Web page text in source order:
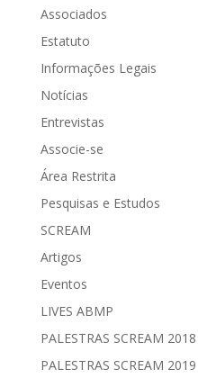
Associados
Estatuto
Informações Legais
Notícias
Entrevistas
Associe-se
Área Restrita
Pesquisas e Estudos
SCREAM
Artigos
Eventos
LIVES ABMP
PALESTRAS SCREAM 2018
PALESTRAS SCREAM 2019